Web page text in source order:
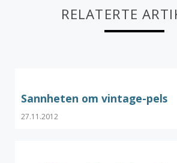
RELATERTE
Sannheten om vintage-pels
27.11.2012